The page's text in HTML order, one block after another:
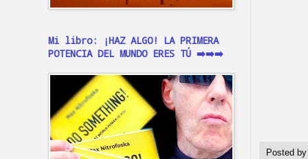
Posted
Mi libro: ¡HAZ ALGO! LA PRIMERA
POTENCIA DEL MUNDO ERES TÚ ➡️➡️➡️